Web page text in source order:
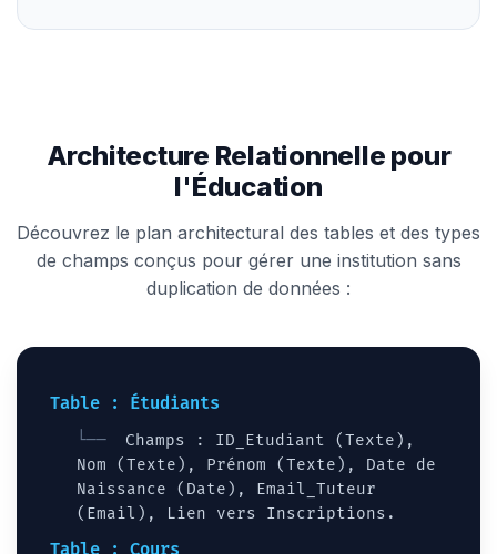
Architecture Relationnelle pour
l'Éducation
Découvrez le plan architectural des tables et des types
de champs conçus pour gérer une institution sans
duplication de données :
Table : Étudiants
Champs : ID_Etudiant (Texte),
Nom (Texte), Prénom (Texte), Date de
Naissance (Date), Email_Tuteur
(Email), Lien vers Inscriptions.